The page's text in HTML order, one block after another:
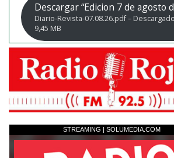
Descargar “Edicion 7 de agosto
Diario-Revista-07.08.26.pdf –
9,45 MB